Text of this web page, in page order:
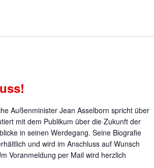
Außenminister Jean Asselborn spricht über
mit dem Publikum über die Zukunft der
in seinen Werdegang. Seine Biografie
und wird im Anschluss auf Wunsch
Voranmeldung per Mail wird herzlich